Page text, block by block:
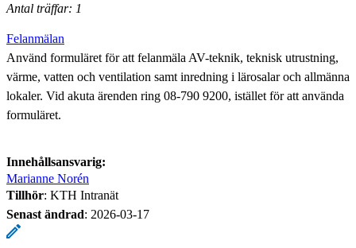
Antal träffar: 1
Felanmälan
Använd formuläret för att felanmäla AV-teknik, teknisk utrustning,
värme, vatten och ventilation samt inredning i lärosalar och allmänna
lokaler. Vid akuta ärenden ring 08-790 9200, istället för att använda
formuläret.
Innehållsansvarig:
Marianne Norén
Tillhör: KTH Intranät
Senast ändrad: 2026-03-17